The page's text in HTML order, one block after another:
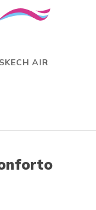
SKECH AIR